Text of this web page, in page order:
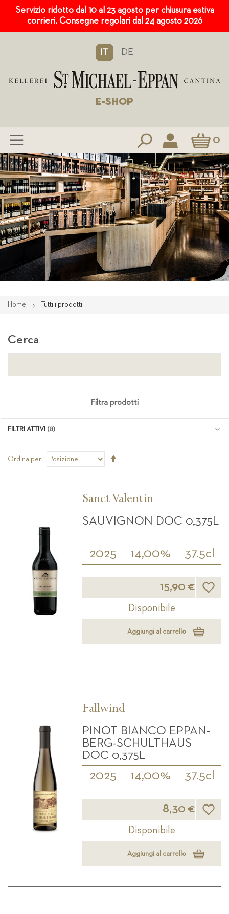
Servizio ridotto dal 10 al 23 agosto per chiusura estiva
corrieri. Consegne regolari dal 24 agosto 2026
IT DE
E-SHOP
Carrello0
Salta
al
contenuto
Home Tutti i prodotti
Ordina per
Sanct Valentin
SAUVIGNON DOC 0,375L
2025 14,00% 37.5cl
15,90 € Lista
Disponibile
Aggiungi al carrello
Fallwind
PINOT BIANCO EPPAN-
BERG-SCHULTHAUS
DOC 0,375L
2025 14,00% 37.5cl
8,30 € Lista
Disponibile
Aggiungi al carrello
Cerca
Filtra prodotti
FILTRI ATTIVI